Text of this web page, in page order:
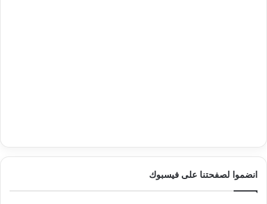
انضموا لصفحتنا على فيسبوك